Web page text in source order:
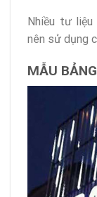
Nhiều tư liệu
nên sử dụng
MẪU